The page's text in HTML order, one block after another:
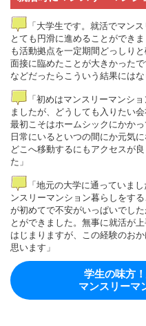
「大学生です。就活でマン
とても円滑に進めることができ
も活動拠点を一定期間どっしり
面接に臨めたことが大きかった
などだったらこういう結果にはな
「初めはマンスリーマンシ
ましたが、どうしても入りたい
最初こそはホームシックにかか
日常にいるといつの間にか元気
どこへ移動するにもアクセスが
た」
「地元の大学に通っていま
ンスリーマンション暮らしをす
が初めてで不安がいっぱいでし
とができました。無事に就活が
はじまりますが、この経験のお
思います」
学生の味方
マンスリーマ